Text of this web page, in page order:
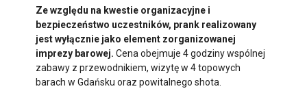
Ze względu na kwestie organizacyjne i
bezpieczeństwo uczestników, prank realizowany
jest wyłącznie jako element zorganizowanej
imprezy barowej. Cena obejmuje 4 godziny wspólnej
zabawy z przewodnikiem, wizytę w 4 topowych
barach w Gdańsku oraz powitalnego shota.